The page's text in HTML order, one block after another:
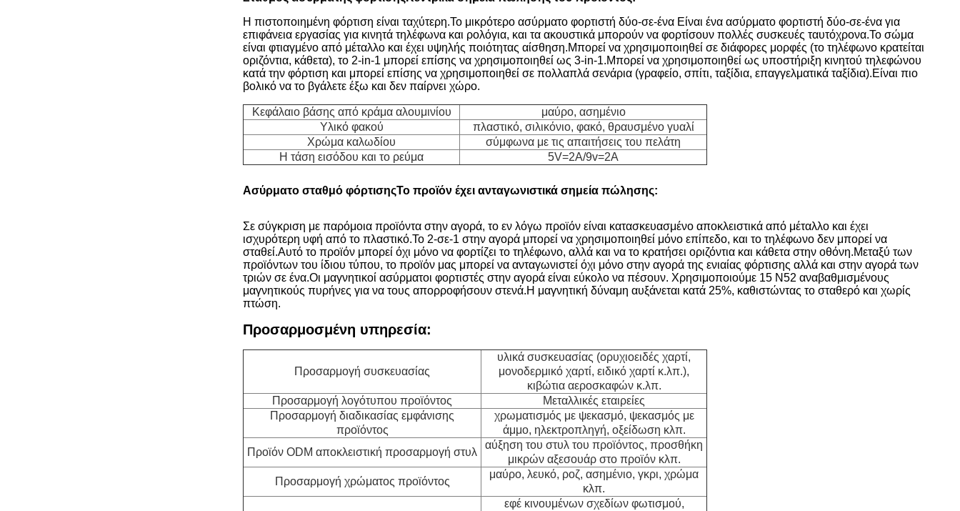
Η πιστοποιημένη φόρτιση είναι ταχύτερη.Το μικρότερο ασύρματο φορτιστή δύο-σε-ένα Είναι ένα ασύρματο φορτιστή δύο-σε-ένα για
επιφάνεια εργασίας για κινητά τηλέφωνα και ρολόγια, και τα ακουστικά μπορούν να φορτίσουν πολλές συσκευές ταυτόχρονα.Το σώμα
είναι φτιαγμένο από μέταλλο και έχει υψηλής ποιότητας αίσθηση.Μπορεί να χρησιμοποιηθεί σε διάφορες μορφές (το τηλέφωνο κρατείται
οριζόντια, κάθετα), το 2-in-1 μπορεί επίσης να χρησιμοποιηθεί ως 3-in-1.Μπορεί να χρησιμοποιηθεί ως υποστήριξη κινητού τηλεφώνου
κατά την φόρτιση και μπορεί επίσης να χρησιμοποιηθεί σε πολλαπλά σενάρια (γραφείο, σπίτι, ταξίδια, επαγγελματικά ταξίδια).Είναι πιο
βολικό να το βγάλετε έξω και δεν παίρνει χώρο.
Κεφάλαιο βάσης από κράμα αλουμινίου
μαύρο, ασημένιο
Υλικό φακού
πλαστικό, σιλικόνιο, φακό, θραυσμένο γυαλί
Χρώμα καλωδίου
σύμφωνα με τις απαιτήσεις του πελάτη
Η τάση εισόδου και το ρεύμα
5V=2A/9v=2A
Ασύρματο σταθμό φόρτισηςΤο προϊόν έχει ανταγωνιστικά σημεία πώλησης:
Σε σύγκριση με παρόμοια προϊόντα στην αγορά, το εν λόγω προϊόν είναι κατασκευασμένο αποκλειστικά από μέταλλο και έχει
ισχυρότερη υφή από το πλαστικό.Το 2-σε-1 στην αγορά μπορεί να χρησιμοποιηθεί μόνο επίπεδο, και το τηλέφωνο δεν μπορεί να
σταθεί.Αυτό το προϊόν μπορεί όχι μόνο να φορτίζει το τηλέφωνο, αλλά και να το κρατήσει οριζόντια και κάθετα στην οθόνη.Μεταξύ των
προϊόντων του ίδιου τύπου, το προϊόν μας μπορεί να ανταγωνιστεί όχι μόνο στην αγορά της ενιαίας φόρτισης αλλά και στην αγορά των
τριών σε ένα.Οι μαγνητικοί ασύρματοι φορτιστές στην αγορά είναι εύκολο να πέσουν. Χρησιμοποιούμε 15 N52 αναβαθμισμένους
μαγνητικούς πυρήνες για να τους απορροφήσουν στενά.Η μαγνητική δύναμη αυξάνεται κατά 25%, καθιστώντας το σταθερό και χωρίς
πτώση.
Προσαρμοσμένη υπηρεσία:
Προσαρμογή συσκευασίας
υλικά συσκευασίας (ορυχιοειδές χαρτί,
μονοδερμικό χαρτί, ειδικό χαρτί κ.λπ.),
κιβώτια αεροσκαφών κ.λπ.
Προσαρμογή λογότυπου προϊόντος
Μεταλλικές εταιρείες
Προσαρμογή διαδικασίας εμφάνισης
προϊόντος
χρωματισμός με ψεκασμό, ψεκασμός με
άμμο, ηλεκτροπληγή, οξείδωση κλπ.
Προϊόν ODM αποκλειστική προσαρμογή στυλ
αύξηση του στυλ του προϊόντος, προσθήκη
μικρών αξεσουάρ στο προϊόν κλπ.
Προσαρμογή χρώματος προϊόντος
μαύρο, λευκό, ροζ, ασημένιο, γκρι, χρώμα
κλπ.
εφέ κινουμένων σχεδίων φωτισμού,